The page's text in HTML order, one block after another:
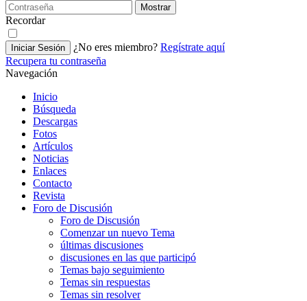
Mostrar
Recordar
Iniciar Sesión ¿No eres miembro? Regístrate aquí
Recupera tu contraseña
Navegación
Inicio
Búsqueda
Descargas
Fotos
Artículos
Noticias
Enlaces
Contacto
Revista
Foro de Discusión
Foro de Discusión
Comenzar un nuevo Tema
últimas discusiones
discusiones en las que participó
Temas bajo seguimiento
Temas sin respuestas
Temas sin resolver